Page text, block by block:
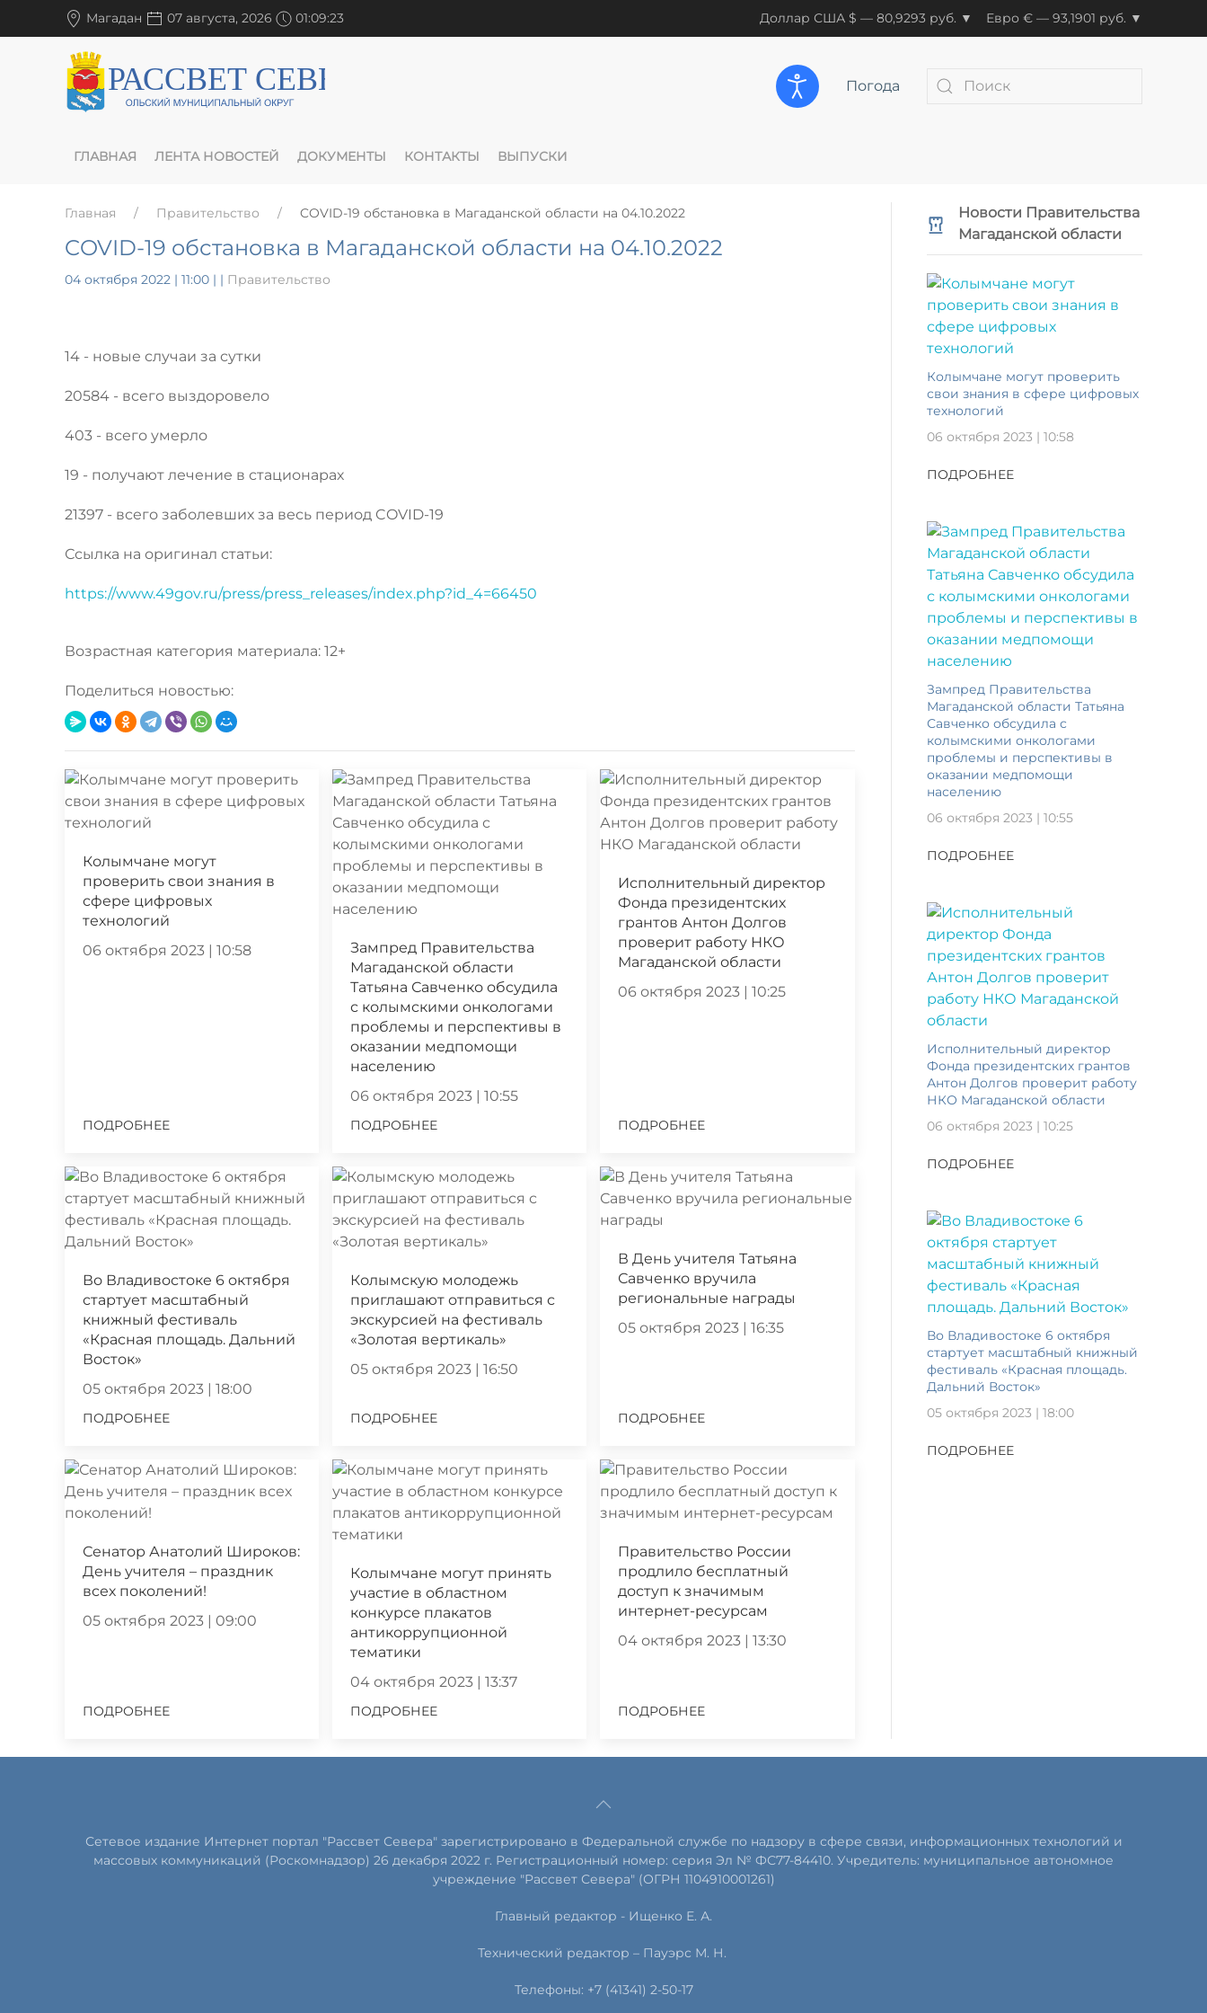
Магадан 07 августа, 2026 01:09:24 Доллар США $ — 80,9293 руб. ▼ Евро € — 93,1901 руб. ▼
Погода
ГЛАВНАЯ ЛЕНТА НОВОСТЕЙ ДОКУМЕНТЫ КОНТАКТЫ ВЫПУСКИ
Главная Правительство COVID-19 обстановка в Магаданской области на 04.10.2022
COVID-19 обстановка в Магаданской области на 04.10.2022
04 октября 2022 | 11:00 | | Правительство
14 - новые случаи за сутки
20584 - всего выздоровело
403 - всего умерло
19 - получают лечение в стационарах
21397 - всего заболевших за весь период COVID-19
Ссылка на оригинал статьи:
https://www.49gov.ru/press/press_releases/index.php?id_4=66450
Возрастная категория материала: 12+
Поделиться новостью:
Колымчане могут
проверить свои знания в
сфере цифровых
технологий
06 октября 2023 | 10:58
ПОДРОБНЕЕ
Зампред Правительства
Магаданской области
Татьяна Савченко обсудила
с колымскими онкологами
проблемы и перспективы в
оказании медпомощи
населению
06 октября 2023 | 10:55
ПОДРОБНЕЕ
Исполнительный директор
Фонда президентских
грантов Антон Долгов
проверит работу НКО
Магаданской области
06 октября 2023 | 10:25
ПОДРОБНЕЕ
Во Владивостоке 6 октября
стартует масштабный
книжный фестиваль
«Красная площадь. Дальний
Восток»
05 октября 2023 | 18:00
ПОДРОБНЕЕ
Колымскую молодежь
приглашают отправиться с
экскурсией на фестиваль
«Золотая вертикаль»
05 октября 2023 | 16:50
ПОДРОБНЕЕ
В День учителя Татьяна
Савченко вручила
региональные награды
05 октября 2023 | 16:35
ПОДРОБНЕЕ
Сенатор Анатолий Широков:
День учителя – праздник
всех поколений!
05 октября 2023 | 09:00
ПОДРОБНЕЕ
Колымчане могут принять
участие в областном
конкурсе плакатов
антикоррупционной
тематики
04 октября 2023 | 13:37
ПОДРОБНЕЕ
Правительство России
продлило бесплатный
доступ к значимым
интернет-ресурсам
04 октября 2023 | 13:30
ПОДРОБНЕЕ
Новости Правительства
Магаданской области
Колымчане могут проверить
свои знания в сфере цифровых
технологий
06 октября 2023 | 10:58
ПОДРОБНЕЕ
Зампред Правительства
Магаданской области Татьяна
Савченко обсудила с
колымскими онкологами
проблемы и перспективы в
оказании медпомощи
населению
06 октября 2023 | 10:55
ПОДРОБНЕЕ
Исполнительный директор
Фонда президентских грантов
Антон Долгов проверит работу
НКО Магаданской области
06 октября 2023 | 10:25
ПОДРОБНЕЕ
Во Владивостоке 6 октября
стартует масштабный книжный
фестиваль «Красная площадь.
Дальний Восток»
05 октября 2023 | 18:00
ПОДРОБНЕЕ
Сетевое издание Интернет портал "Рассвет Севера" зарегистрировано в Федеральной службе по надзору в сфере связи, информационных технологий и
массовых коммуникаций (Роскомнадзор) 26 декабря 2022 г. Регистрационный номер: серия Эл № ФС77-84410. Учредитель: муниципальное автономное
учреждение "Рассвет Севера" (ОГРН 1104910001261)
Главный редактор - Ищенко Е. А.
Технический редактор – Пауэрс М. Н.
Телефоны: +7 (41341) 2-50-17